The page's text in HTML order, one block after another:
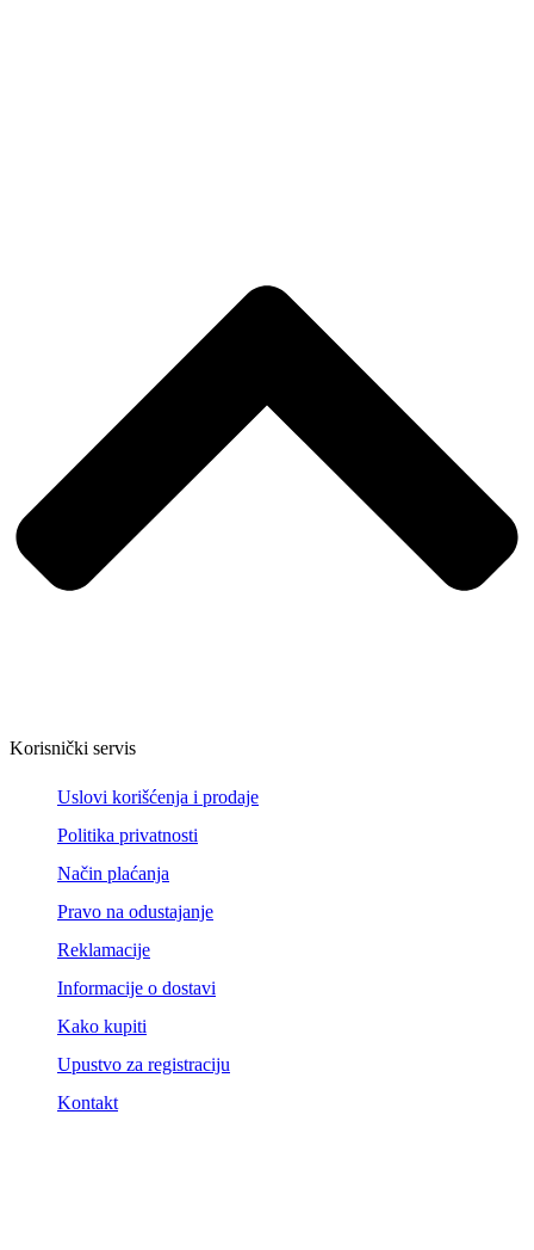
Korisnički servis
Uslovi korišćenja i prodaje
Politika privatnosti
Način plaćanja
Pravo na odustajanje
Reklamacije
Informacije o dostavi
Kako kupiti
Upustvo za registraciju
Kontakt